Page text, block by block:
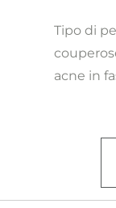
Tipo di
acne in